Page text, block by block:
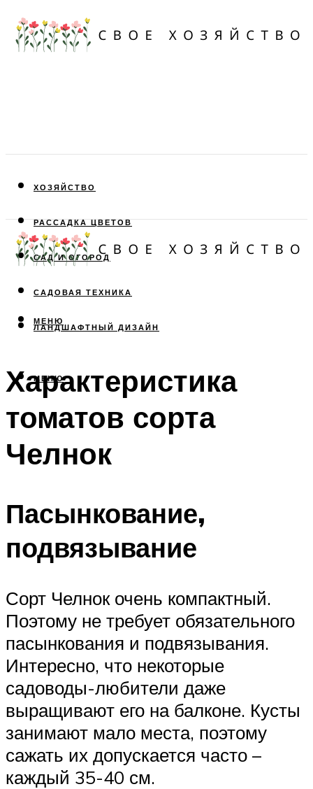
ХОЗЯЙСТВО
РАССАДКА ЦВЕТОВ
САД И ОГОРОД
САДОВАЯ ТЕХНИКА
ЛАНДШАФТНЫЙ ДИЗАЙН
МЕНЮ
МЕНЮ
Характеристика
томатов сорта
Челнок
Пасынкование,
подвязывание
Сорт Челнок очень компактный.
Поэтому не требует обязательного
пасынкования и подвязывания.
Интересно, что некоторые
садоводы-любители даже
выращивают его на балконе. Кусты
занимают мало места, поэтому
сажать их допускается часто –
каждый 35-40 см.